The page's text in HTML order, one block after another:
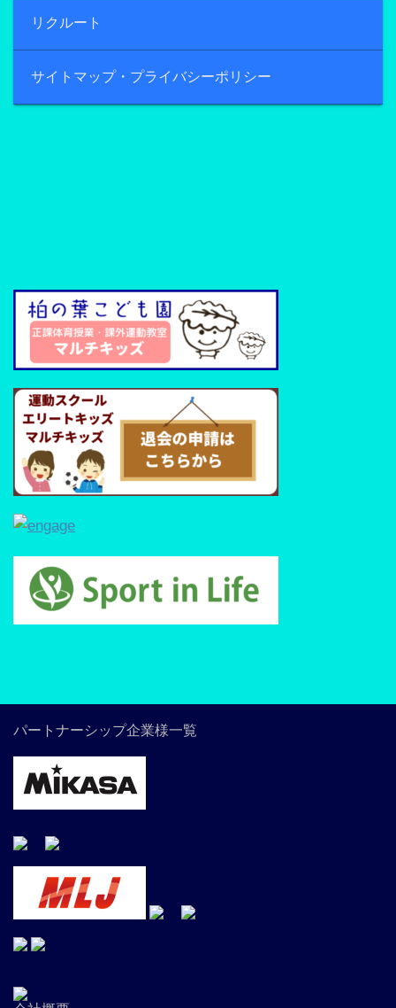
リクルート
サイトマップ・プライバシーポリシー
パートナーシップ企業様一覧